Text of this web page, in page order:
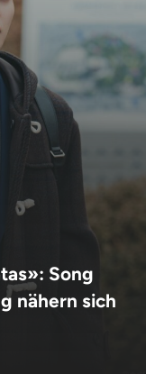
Song
nähern sich